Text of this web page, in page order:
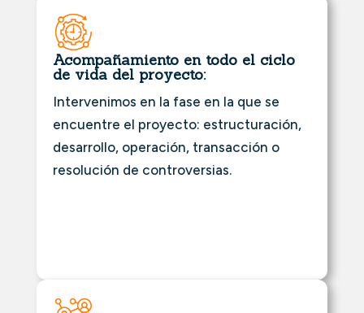
Acompañamiento en todo el ciclo
de vida del proyecto:
Intervenimos en la fase en la que se
encuentre el proyecto: estructuración,
desarrollo, operación, transacción o
resolución de controversias.